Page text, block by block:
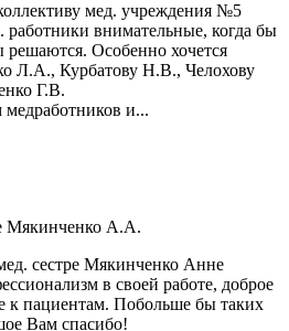
мед. учреждения №5
внимательные, когда бы
решаются. Особенно хочется
Л.А., Курбатову Н.В., Челохову
Г.В.
и...
Мякинченко А.А.
сестре Мякинченко Анне
в своей работе, доброе
к пациентам. Побольше бы таких
Вам спасибо!